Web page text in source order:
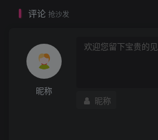
评论 抢沙发
昵称
昵称